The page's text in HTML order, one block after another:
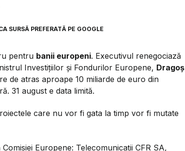
SURSĂ PREFERATĂ PE GOOGLE
pentru banii europeni. Executivul renegociază
Investițiilor și Fondurilor Europene, Dragoș
de atras aproape 10 miliarde de euro din
31 august e data limită.
care nu vor fi gata la timp vor fi mutate
Europene: Telecomunicații CFR SA,